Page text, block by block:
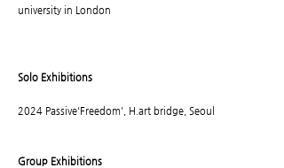
university in London
Solo Exhibitions
2024 Passive'Freedom', H.art bridge, Seoul
Group Exhibitions